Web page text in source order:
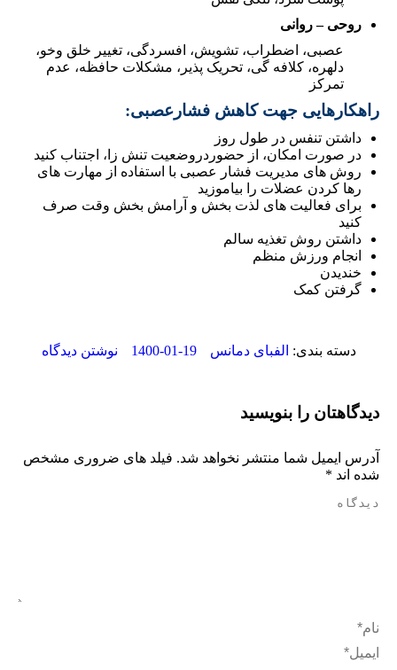
روحی – روانی
عصبی، اضطراب، تشویش، افسردگی، تغییر خلق وخو،
دلهره، کلافه گی، تحریک پذیر، مشکلات حافظه، عدم
تمرکز
راهکارهایی جهت کاهش فشارعصبی:
داشتن تنفس در طول روز
در صورت امکان، از حضوردروضعیت تنش زا، اجتناب کنید
روش های مدیریت فشار عصبی با استفاده از مهارت های
رها کردن عضلات را بیاموزید
برای فعالیت های لذت بخش و آرامش بخش وقت صرف
کنید
داشتن روش تغذیه سالم
انجام ورزش منظم
خندیدن
گرفتن کمک
دسته بندی: الفبای دمانس 1400-01-19 نوشتن دیدگاه
دیدگاهتان را بنویسید
آدرس ایمیل شما منتشر نخواهد شد. فیلد های ضروری مشخص
شده اند *
دیدگاه
نام *
ایمیل *